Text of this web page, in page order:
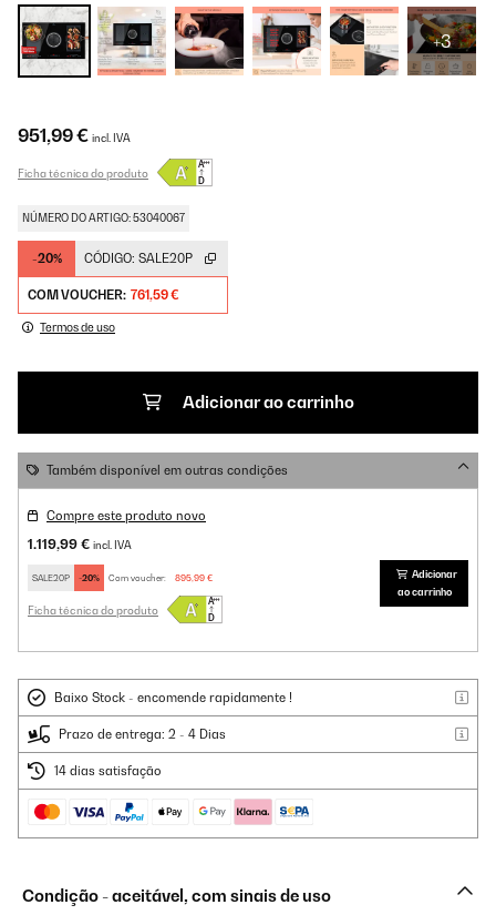
+3
951,99 € incl. IVA
Ficha técnica do produto
NÚMERO DO ARTIGO: 53040067
-20% CÓDIGO: SALE20P
COM VOUCHER: 761,59 €
Termos de uso
Adicionar ao carrinho
Também disponível em outras condições
Compre este produto novo
1.119,99 € incl. IVA
SALE20P -20% Com voucher: 895,99 €
Ficha técnica do produto
Adicionar
ao carrinho
Baixo Stock - encomende rapidamente !
Prazo de entrega: 2 - 4 Dias
14 dias satisfação
Condição - aceitável, com sinais de uso